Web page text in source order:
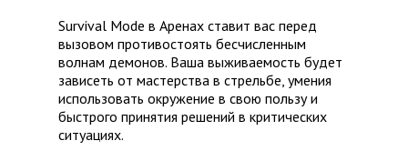
Survival Mode в Аренах ставит вас перед
вызовом противостоять бесчисленным
волнам демонов. Ваша выживаемость будет
зависеть от мастерства в стрельбе, умения
использовать окружение в свою пользу и
быстрого принятия решений в критических
ситуациях.